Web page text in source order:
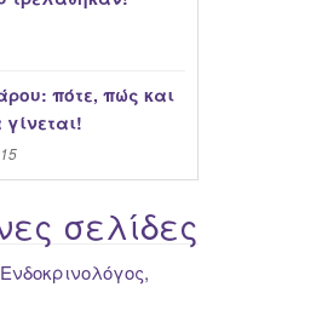
πότε, πώς και
γίνεται!
σελίδες